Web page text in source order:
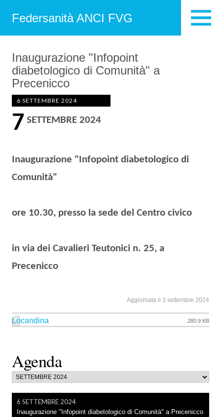
Federsanità ANCI FVG
Agenda
6 SETTEMBRE 2024
Inaugurazione "Infopoint diabetologico di Comunità" a Precenicco
Inaugurazione "Infopoint
diabetologico di Comunità" a
Precenicco
6 SETTEMBRE 2024
7 SETTEMBRE 2024
Inaugurazione "Infopoint diabetologico di
Comunità"
ore 10.30, presso la sede del Centro civico
in via dei Cavalieri Teutonici n. 25, a
Precenicco
Aggiornata il 3 settembre 2024
Locandina 280.9 KB